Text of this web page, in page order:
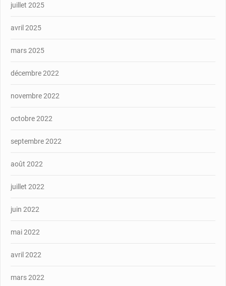
juillet 2025
avril 2025
mars 2025
décembre 2022
novembre 2022
octobre 2022
septembre 2022
août 2022
juillet 2022
juin 2022
mai 2022
avril 2022
mars 2022